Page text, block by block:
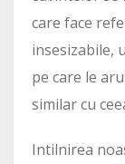
care face
insesizabile,
pe care le
similar cu
Intilnirea